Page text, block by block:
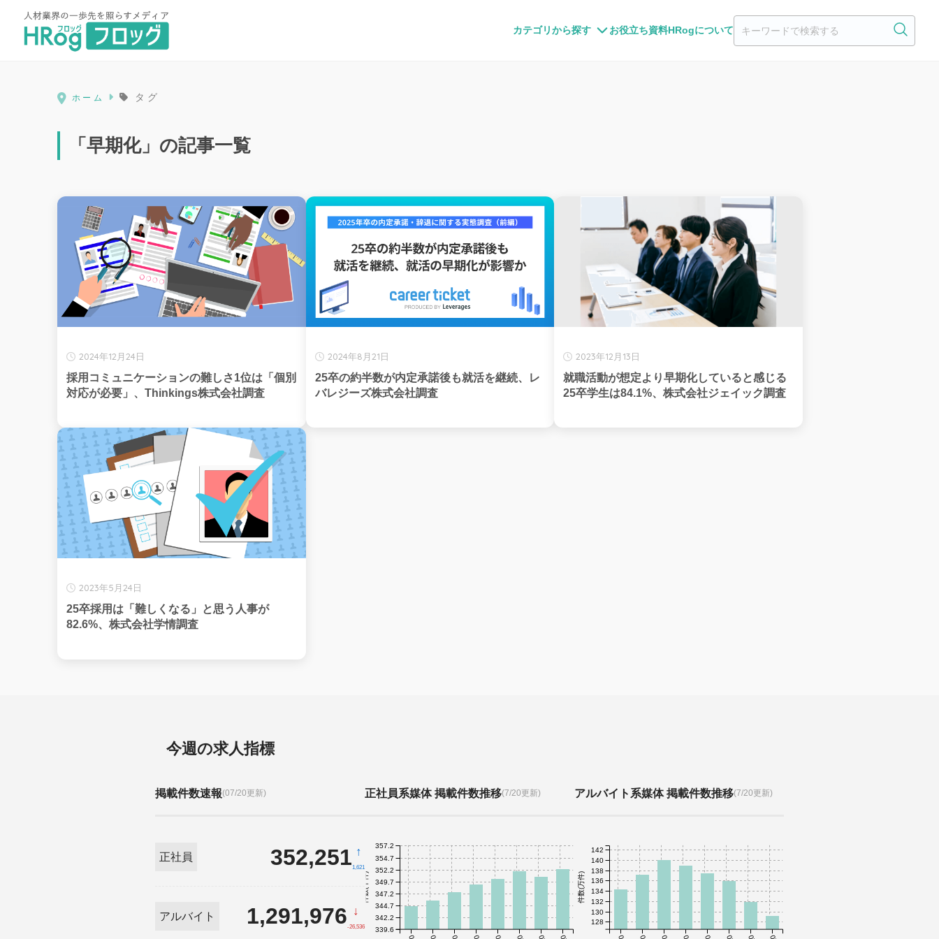
カテゴリから探す お役立ち資料HRogについて
HRog | 人材業界の一歩先を照らすメディア
ホーム タグ
「早期化」の記事一覧
2024年12月24日
採用コミュニケーションの難しさ1位は「個別
対応が必要」、Thinkings株式会社調査
2024年8月21日
25卒の約半数が内定承諾後も就活を継続、レ
バレジーズ株式会社調査
2023年12月13日
就職活動が想定より早期化していると感じる
25卒学生は84.1%、株式会社ジェイック調査
2023年5月24日
25卒採用は「難しくなる」と思う人事が
82.6%、株式会社学情調査
今週の求人指標
掲載件数速報(07/20更新)
正社員 352,251 ↑
1,621
アルバイト 1,291,976 ↓
-26,536
正社員系媒体 掲載件数推移(7/20更新)
件数(千件)
339.6
342.2
344.7
347.2
349.7
352.2
354.7
357.2
アルバイト系媒体 掲載件数推移(7/20更新)
件数(万件)
128
130
132
134
136
138
140
142